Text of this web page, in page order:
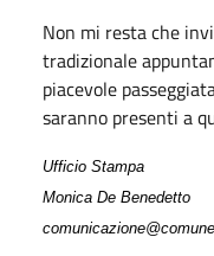
Non mi resta che
tradizionale
piacevole
saranno presenti a
Ufficio Stampa
Monica De Benedetto